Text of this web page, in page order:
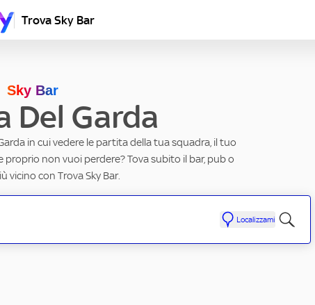
Trova Sky Bar
Sky Bar
Del Garda
in cui vedere le partita della tua squadra, il tuo
non vuoi perdere? Tova subito il bar, pub o
vicino con Trova Sky Bar.
Localizzami